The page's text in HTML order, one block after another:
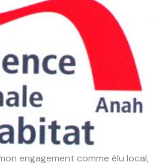
engagement comme élu local,